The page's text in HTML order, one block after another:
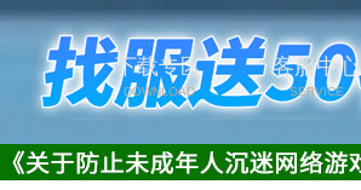
下载专区
DOWNLOAD
客服中心
SERVICE